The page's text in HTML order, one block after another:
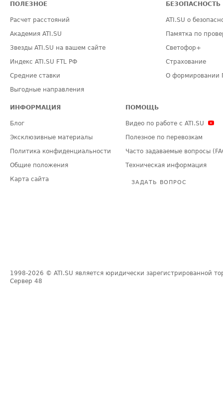
ПОЛЕЗНОЕ
Расчет расстояний
Академия ATI.SU
Звезды ATI.SU на вашем сайте
Индекс ATI.SU FTL РФ
Средние ставки
Выгодные направления
БЕЗОПАСНОСТЬ
ATI.SU о
Памятка по
Светофор+
Страхование
О формировании
ИНФОРМАЦИЯ
Блог
Эксклюзивные материалы
Политика конфиденциальности
Общие положения
Карта сайта
ПОМОЩЬ
Видео по работе с ATI.SU
Полезное по перевозкам
Часто задаваемые вопросы
Техническая информация
ЗАДАТЬ ВОПРОС
1998-2026 © ATI.SU является юридически зарегистрированной
Сервер 48